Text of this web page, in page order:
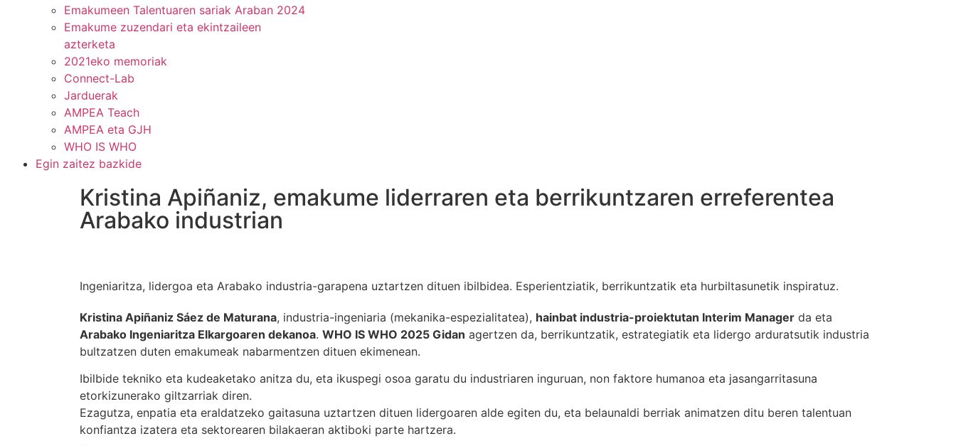
Emakumeen Talentuaren sariak Araban 2024
Emakume zuzendari eta ekintzaileen
azterketa
2021eko memoriak
Connect-Lab
Jarduerak
AMPEA Teach
AMPEA eta GJH
WHO IS WHO
Egin zaitez bazkide
Kristina Apiñaniz, emakume liderraren eta berrikuntzaren erreferentea
Arabako industrian
Ingeniaritza, lidergoa eta Arabako industria-garapena uztartzen dituen ibilbidea. Esperientziatik, berrikuntzatik eta hurbiltasunetik inspiratuz.
Kristina Apiñaniz Sáez de Maturana, industria-ingeniaria (mekanika-espezialitatea), hainbat industria-proiektutan Interim Manager da eta
Arabako Ingeniaritza Elkargoaren dekanoa. WHO IS WHO 2025 Gidan agertzen da, berrikuntzatik, estrategiatik eta lidergo arduratsutik industria
bultzatzen duten emakumeak nabarmentzen dituen ekimenean.
Ibilbide tekniko eta kudeaketako anitza du, eta ikuspegi osoa garatu du industriaren inguruan, non faktore humanoa eta jasangarritasuna
etorkizunerako giltzarriak diren.
Ezagutza, enpatia eta eraldatzeko gaitasuna uztartzen dituen lidergoaren alde egiten du, eta belaunaldi berriak animatzen ditu beren talentuan
konfiantza izatera eta sektorearen bilakaeran aktiboki parte hartzera.